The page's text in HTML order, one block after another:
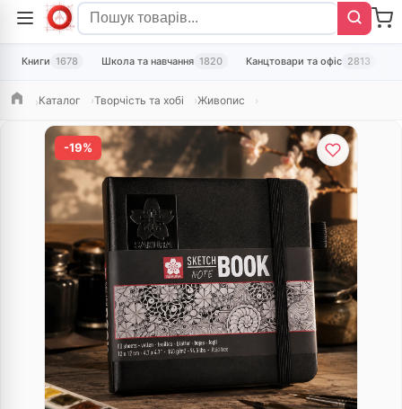
Книги 1678 Школа та навчання 1820 Канцтовари та офіс 2813
ГоловнаКаталог Творчість та хобі Живопис
-19%